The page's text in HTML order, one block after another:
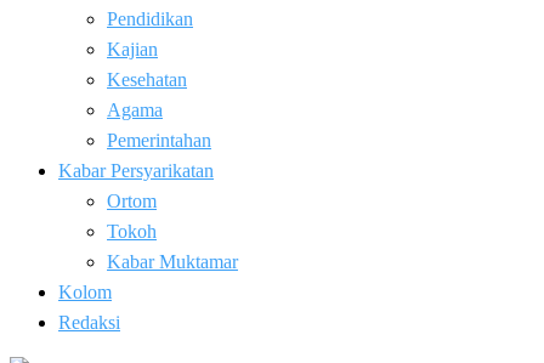
Pendidikan
Kajian
Kesehatan
Agama
Pemerintahan
Kabar Persyarikatan
Ortom
Tokoh
Kabar Muktamar
Kolom
Redaksi